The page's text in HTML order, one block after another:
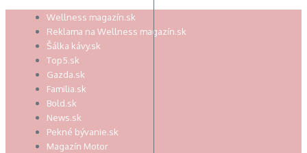
Preskočiť Wellness magazín.sk
Reklama na Wellness magazín.sk
Šálka kávy.sk
Top5.sk
Gazda.sk
Familia.sk
Bold.sk
News.sk
Pekné bývanie.sk
Magazín Motor